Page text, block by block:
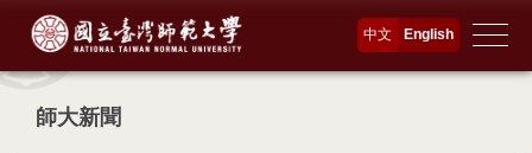
English
中文
師大新聞